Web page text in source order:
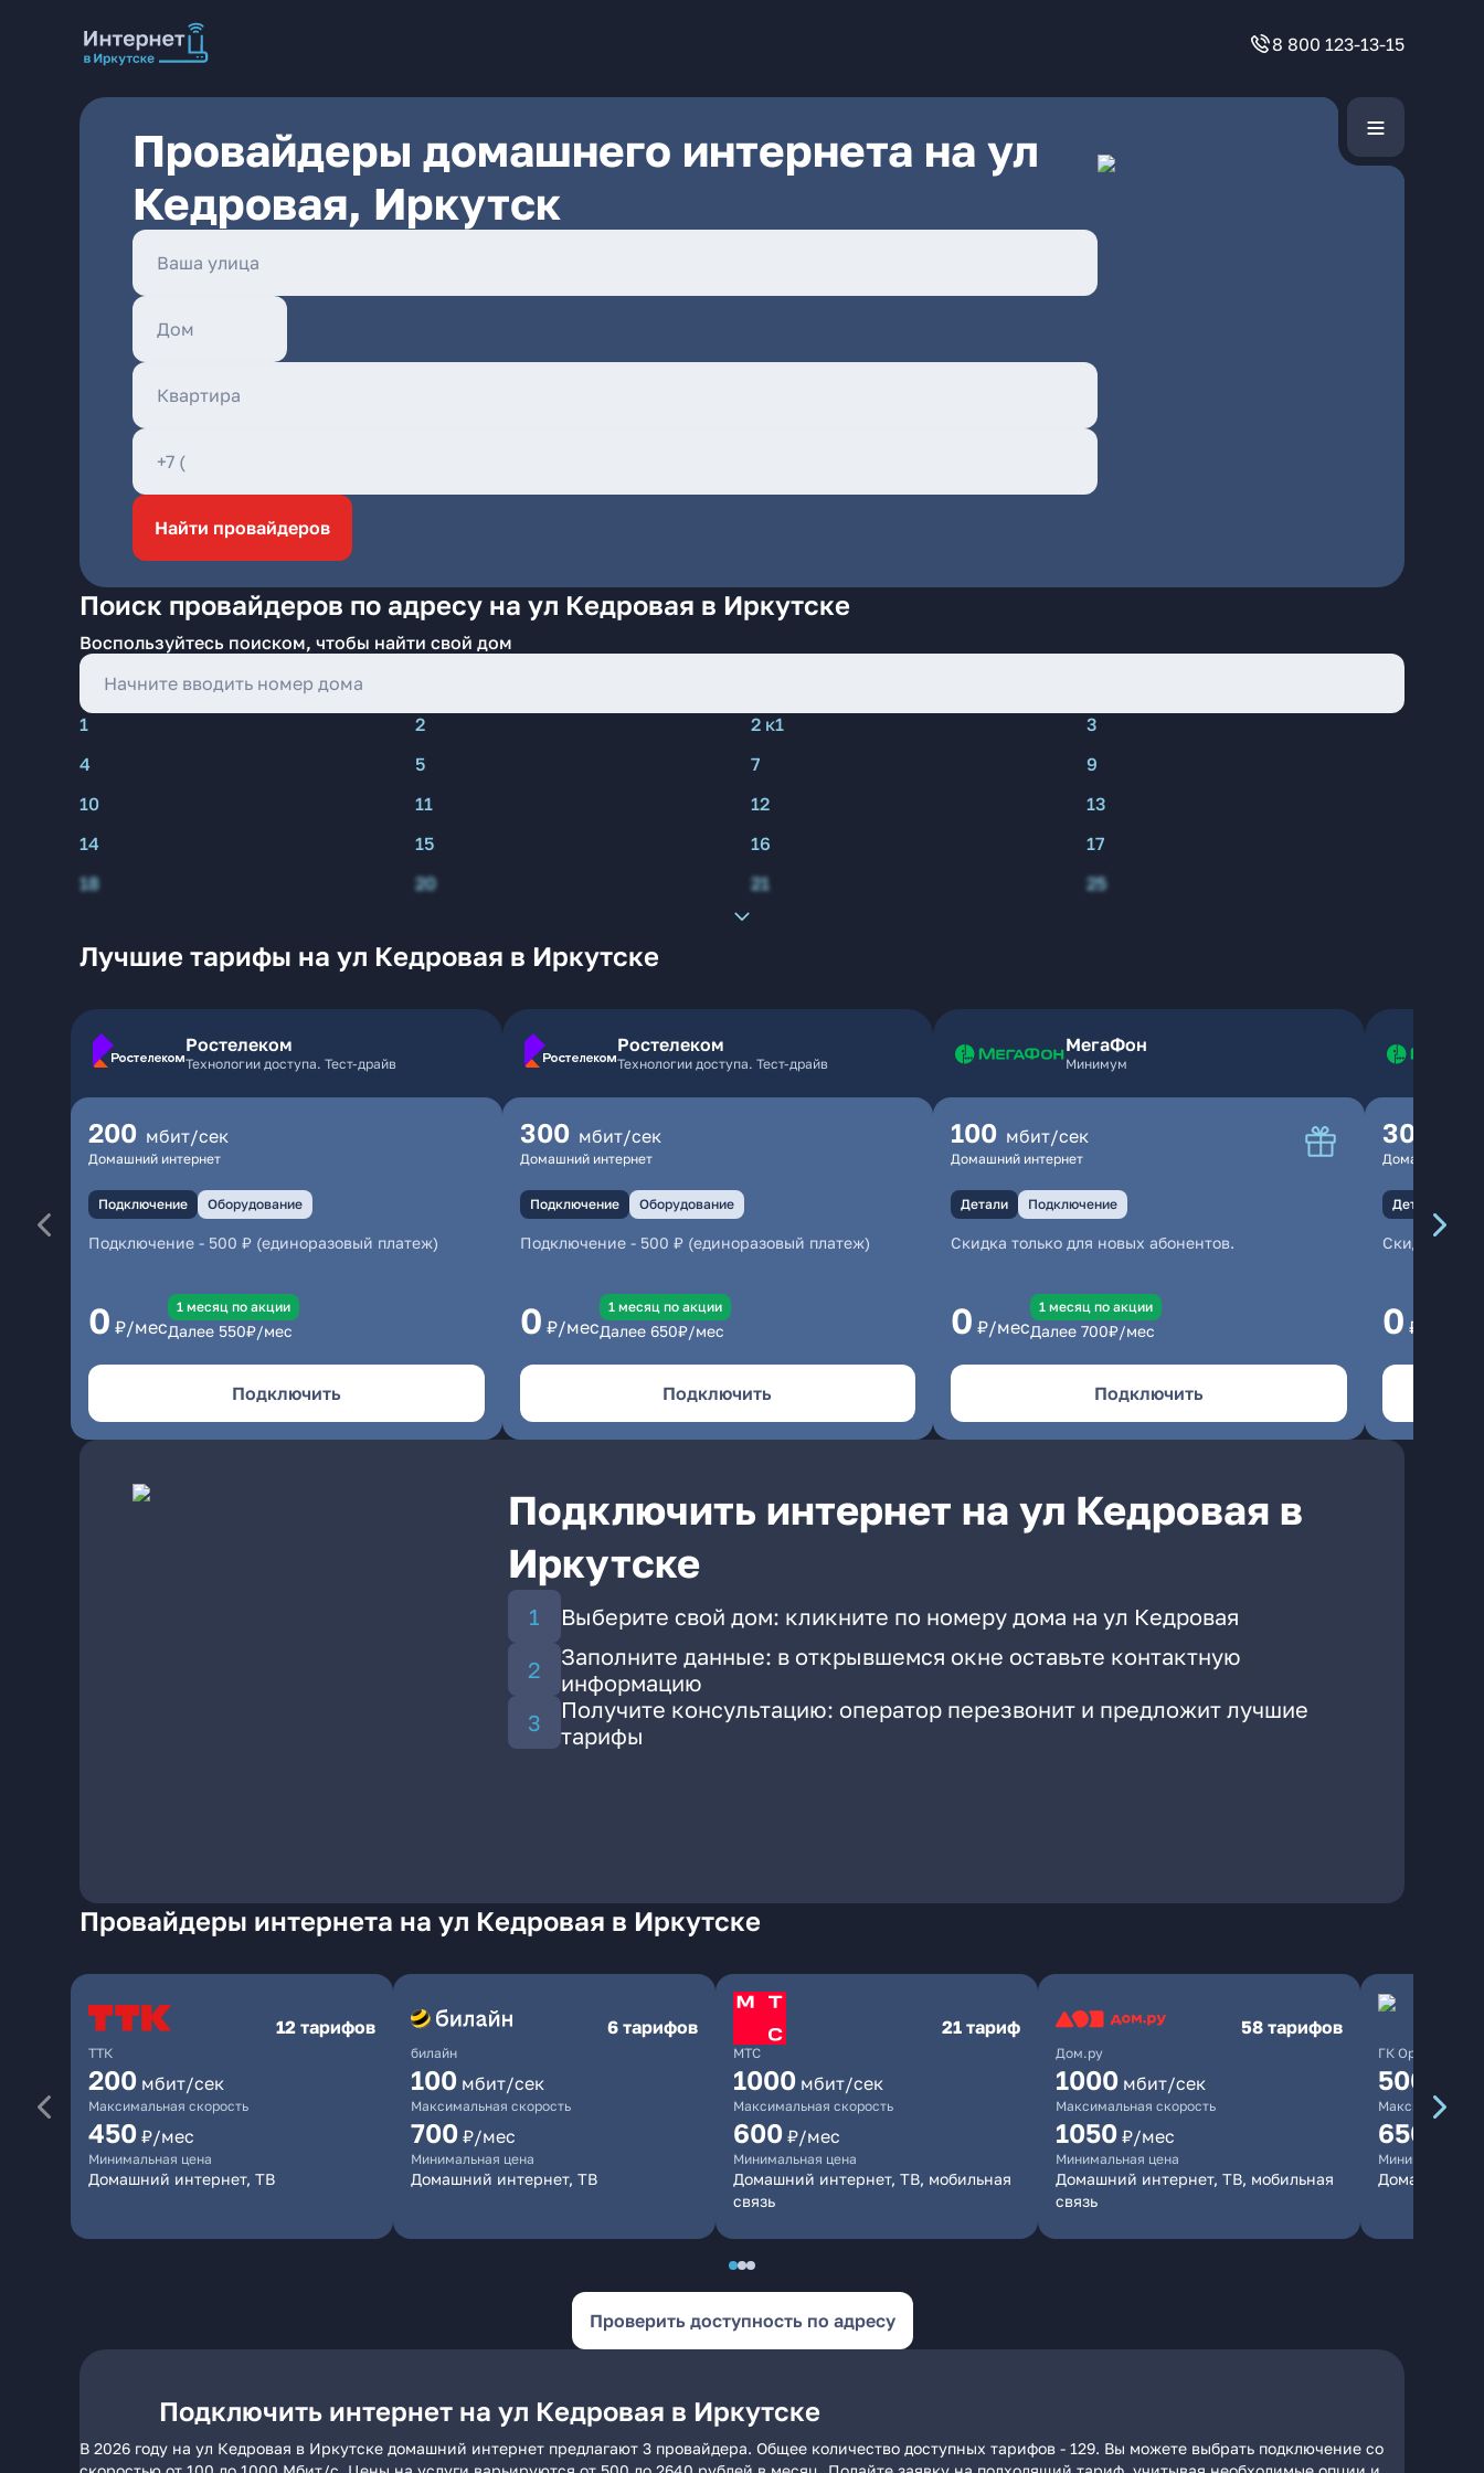
8 800 123-13-15
Провайдеры домашнего интернета на ул
Кедровая, Иркутск
Найти провайдеров
Поиск провайдеров по адресу на ул Кедровая в Иркутске
Воспользуйтесь поиском, чтобы найти свой дом
1 2 2 к1
3
4
5 7
9
10
11 12
13
14
15 16
17
18
20 21 25
Лучшие тарифы на ул Кедровая в Иркутске
Ростелеком
Технологии доступа. Тест-драйв
200 мбит/сек
Домашний интернет
Подключение Оборудование
Подключение - 500 ₽ (единоразовый платеж)
0 ₽/мес
1 месяц по акции
Далее 550₽/мес
Подключить
Ростелеком
Технологии доступа. Тест-драйв
300 мбит/сек
Домашний интернет
Подключение Оборудование
Подключение- 500 ₽ (единоразовый платеж)
0 ₽/мес
1 месяц по акции
Далее 650₽/мес
Подключить
МегаФон
Минимум
100 мбит/сек
Домашний интернет
Детали Подключение
Скидка только для новых абонентов.
0 ₽/мес
1 месяц по акции
Далее 700₽/мес
Подключить
300
Домашний
Детали
Скидка
0 ₽/мес
Подключить интернет на ул Кедровая в
Иркутске
Выберите свой дом: кликните по номеру дома на ул Кедровая
Заполните данные: в открывшемся окне оставьте контактную
информацию
Получите консультацию: оператор перезвонит и предложит лучшие
тарифы
Провайдеры интернета на ул Кедровая в Иркутске
ТТК
12 тарифов
200 мбит/сек
Максимальная скорость
450 ₽/мес
Минимальная цена
Домашний интернет, ТВ
билайн
6 тарифов
100 мбит/сек
Максимальная скорость
700 ₽/мес
Минимальная цена
Домашний интернет, ТВ
МТС
21 тариф
1000 мбит/сек
Максимальная скорость
600 ₽/мес
Минимальная цена
Домашний интернет, ТВ, мобильная
связь
Дом.ру
58 тарифов
1000 мбит/сек
Максимальная скорость
1050 ₽/мес
Минимальная цена
Домашний интернет, ТВ, мобильная
связь
ГК Орион
500
Максимальная
650
Минимальная
Домашний
Проверить доступность по адресу
Подключить интернет на ул Кедровая в Иркутске
В 2026 году на ул Кедровая в Иркутске домашний интернет предлагают 3 провайдера. Общее количество доступных тарифов - 129. Вы можете выбрать подключение со